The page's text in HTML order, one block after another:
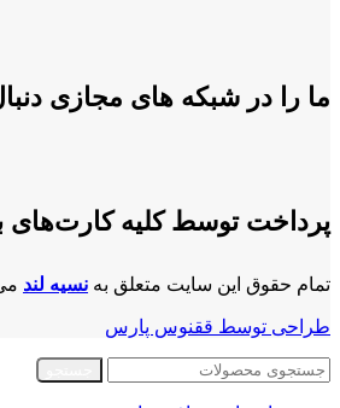
ما را در شبکه های مجازی
پرداخت توسط کلیه کارت‌های
تمام حقوق این سایت متعلق به نسیه لند
طراحی توسط ققنوس پارس